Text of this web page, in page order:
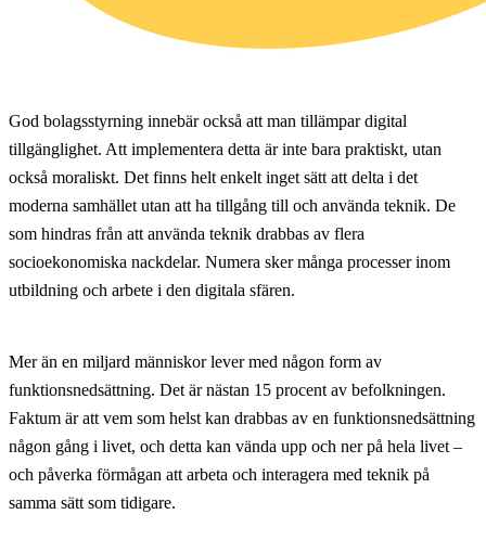
God bolagsstyrning innebär också att man tillämpar digital
tillgänglighet. Att implementera detta är inte bara praktiskt, utan
också moraliskt. Det finns helt enkelt inget sätt att delta i det
moderna samhället utan att ha tillgång till och använda teknik. De
som hindras från att använda teknik drabbas av flera
socioekonomiska nackdelar. Numera sker många processer inom
utbildning och arbete i den digitala sfären.
Mer än en miljard människor lever med någon form av
funktionsnedsättning. Det är nästan 15 procent av befolkningen.
Faktum är att vem som helst kan drabbas av en funktionsnedsättning
någon gång i livet, och detta kan vända upp och ner på hela livet –
och påverka förmågan att arbeta och interagera med teknik på
samma sätt som tidigare.